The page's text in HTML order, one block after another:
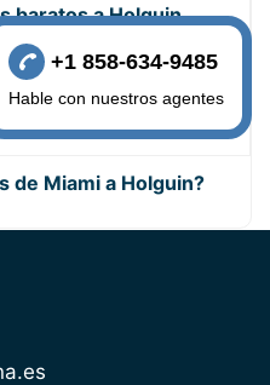
baratos a Holguin,
Internacional
de Miami a Holguin?
+1 858-634-9485
Hable con nuestros agentes